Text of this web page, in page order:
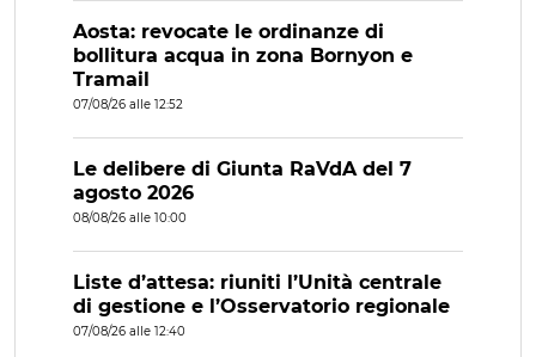
Aosta: revocate le ordinanze di
bollitura acqua in zona Bornyon e
Tramail
07/08/26 alle 12:52
Le delibere di Giunta RaVdA del 7
agosto 2026
08/08/26 alle 10:00
Liste d’attesa: riuniti l’Unità centrale
di gestione e l’Osservatorio regionale
07/08/26 alle 12:40